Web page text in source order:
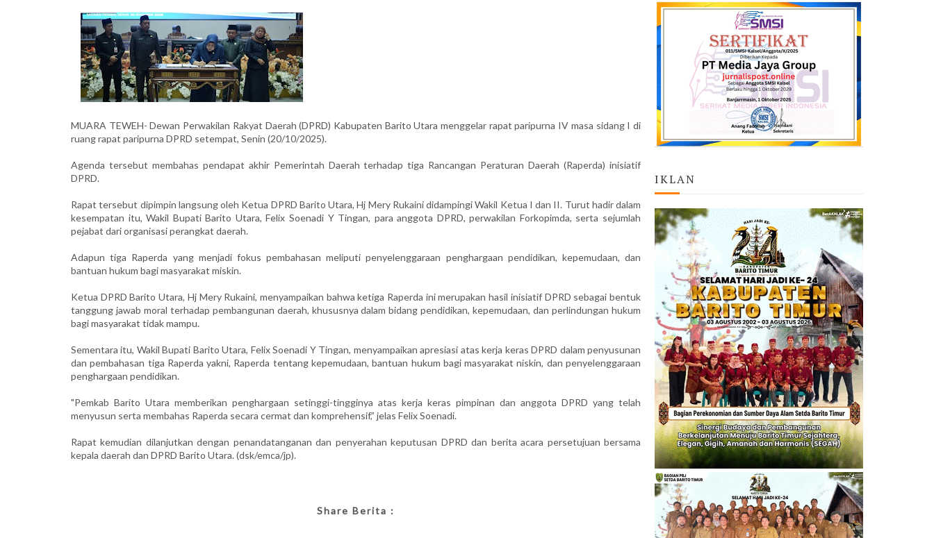
MUARA TEWEH- Dewan Perwakilan Rakyat Daerah (DPRD) Kabupaten Barito Utara menggelar rapat paripurna IV masa sidang I di
ruang rapat paripurna DPRD setempat, Senin (20/10/2025).
Agenda tersebut membahas pendapat akhir Pemerintah Daerah terhadap tiga Rancangan Peraturan Daerah (Raperda) inisiatif
DPRD.
Rapat tersebut dipimpin langsung oleh Ketua DPRD Barito Utara, Hj Mery Rukaini didampingi Wakil Ketua I dan II. Turut hadir dalam
kesempatan itu, Wakil Bupati Barito Utara, Felix Soenadi Y Tingan, para anggota DPRD, perwakilan Forkopimda, serta sejumlah
pejabat dari organisasi perangkat daerah.
Adapun tiga Raperda yang menjadi fokus pembahasan meliputi penyelenggaraan penghargaan pendidikan, kepemudaan, dan
bantuan hukum bagi masyarakat miskin.
Ketua DPRD Barito Utara, Hj Mery Rukaini, menyampaikan bahwa ketiga Raperda ini merupakan hasil inisiatif DPRD sebagai bentuk
tanggung jawab moral terhadap pembangunan daerah, khususnya dalam bidang pendidikan, kepemudaan, dan perlindungan hukum
bagi masyarakat tidak mampu.
Sementara itu, Wakil Bupati Barito Utara, Felix Soenadi Y Tingan, menyampaikan apresiasi atas kerja keras DPRD dalam penyusunan
dan pembahasan tiga Raperda yakni, Raperda tentang kepemudaan, bantuan hukum bagi masyarakat niskin, dan penyelenggaraan
penghargaan pendidikan.
"Pemkab Barito Utara memberikan penghargaan setinggi-tingginya atas kerja keras pimpinan dan anggota DPRD yang telah
menyusun serta membahas Raperda secara cermat dan komprehensif,” jelas Felix Soenadi.
Rapat kemudian dilanjutkan dengan penandatanganan dan penyerahan keputusan DPRD dan berita acara persetujuan bersama
kepala daerah dan DPRD Barito Utara. (dsk/emca/jp).
Share Berita :
IKLAN